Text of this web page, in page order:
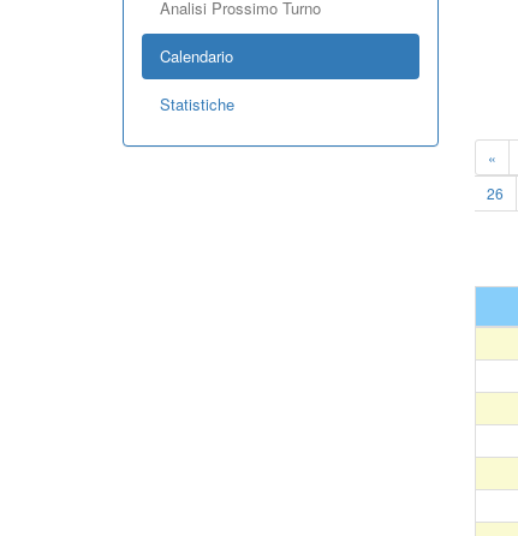
Analisi Prossimo Turno
Calendario
Statistiche
«
26